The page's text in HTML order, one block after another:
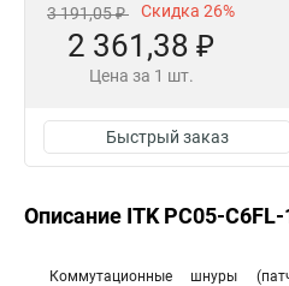
3 191,05 ₽ Скидка 26%
2 361,38 ₽
Цена за 1 шт.
Быстрый заказ
Описание ITK PC05-
Коммутационные шнуры